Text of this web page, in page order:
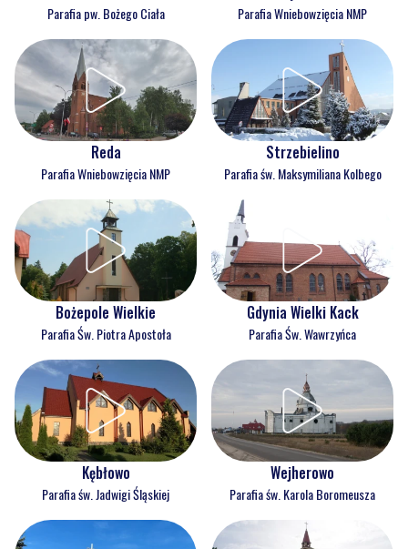
Parafia pw. Bożego Ciała Parafia Wniebowzięcia NMP
Reda
Parafia Wniebowzięcia NMP
Strzebielino
Parafia św. Maksymiliana Kolbego
Bożepole Wielkie
Parafia Św. Piotra Apostoła
Gdynia Wielki Kack
Parafia Św. Wawrzyńca
Kębłowo
Parafia św. Jadwigi Śląskiej
Wejherowo
Parafia św. Karola Boromeusza